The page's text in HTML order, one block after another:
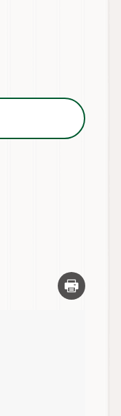
Skriv ut